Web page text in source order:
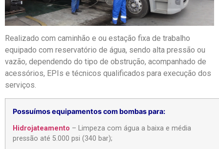
Realizado com caminhão e ou estação fixa de trabalho
equipado com reservatório de água, sendo alta pressão ou
vazão, dependendo do tipo de obstrução, acompanhado de
acessórios, EPIs e técnicos qualificados para execução dos
serviços.
Possuímos equipamentos com bombas para:
Hidrojateamento – Limpeza com água a baixa e média
pressão até 5.000 psi (340 bar);